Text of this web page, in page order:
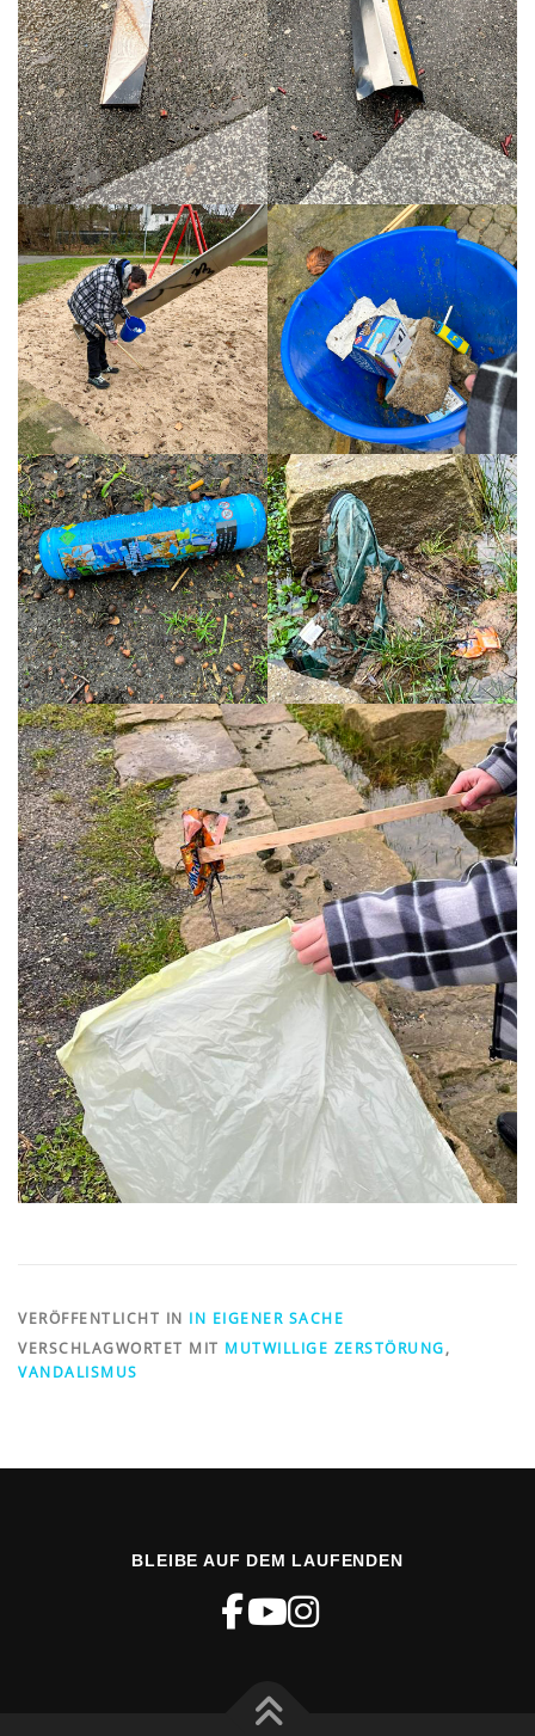
VERÖFFENTLICHT IN IN EIGENER SACHE
VERSCHLAGWORTET MIT MUTWILLIGE ZERSTÖRUNG,
VANDALISMUS
BLEIBE AUF DEM LAUFENDEN